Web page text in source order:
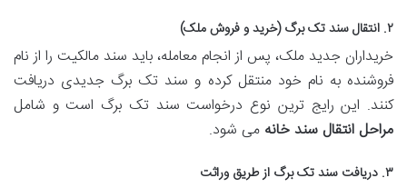
۲. انتقال سند تک برگ (خرید و فروش ملک)
خریداران جدید ملک، پس از انجام معامله، باید سند مالکیت را از نام
فروشنده به نام خود منتقل کرده و سند تک برگ جدیدی دریافت
کنند. این رایج ترین نوع درخواست سند تک برگ است و شامل
مراحل انتقال سند خانه می شود.
۳. دریافت سند تک برگ از طریق وراثت